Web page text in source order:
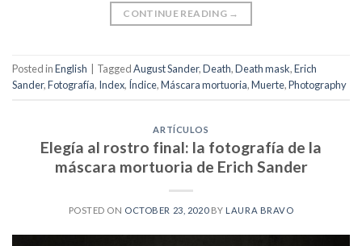
CONTINUE READING →
Posted inEnglish TaggedAugust Sander,Death,Death mask,Erich
Sander,Fotografía, Index, Índice,Máscara mortuoria,Muerte,Photography
ARTÍCULOS
Elegía al rostro final: la fotografía de la
máscara mortuoria de Erich Sander
POSTED ON OCTOBER 23, 2020BY LAURA BRAVO